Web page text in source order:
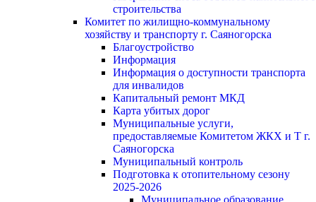
строительства
Комитет по жилищно-коммунальному
хозяйству и транспорту г. Саяногорска
Благоустройство
Информация
Информация о доступности транспорта
для инвалидов
Капитальный ремонт МКД
Карта убитых дорог
Муниципальные услуги,
предоставляемые Комитетом ЖКХ и Т г.
Саяногорска
Муниципальный контроль
Подготовка к отопительному сезону
2025-2026